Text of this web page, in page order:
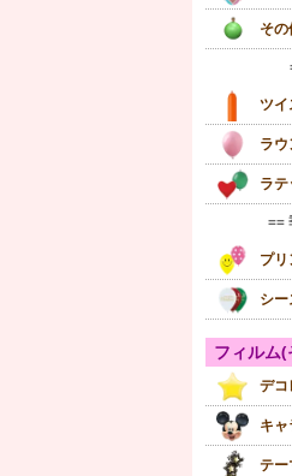
そ
ツイ
ラ
ラ
==
プ
シ
フィルム
デコ
キ
テー